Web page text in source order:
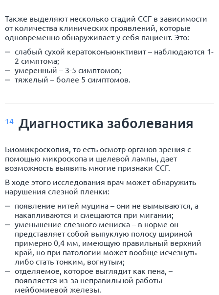
Также выделяют несколько стадий ССГ в зависимости
от количества клинических проявлений, которые
одновременно обнаруживает у себя пациент. Это:
слабый сухой кератоконъюнктивит – наблюдаются 1-
2 симптома;
умеренный – 3-5 симптомов;
тяжелый – более 5 симптомов.
14 Диагностика заболевания
Биомикроскопия, то есть осмотр органов зрения с
помощью микроскопа и щелевой лампы, дает
возможность выявить многие признаки ССГ.
В ходе этого исследования врач может обнаружить
нарушения слезной пленки:
появление нитей муцина – они не вымываются, а
накапливаются и смещаются при мигании;
уменьшение слезного мениска – в норме он
представляет собой выпуклую полосу шириной
примерно 0,4 мм, имеющую правильный верхний
край, но при патологии может вообще исчезнуть
либо стать тонким, вогнутым;
отделяемое, которое выглядит как пена, –
появляется из-за неправильной работы
мейбомиевой железы.